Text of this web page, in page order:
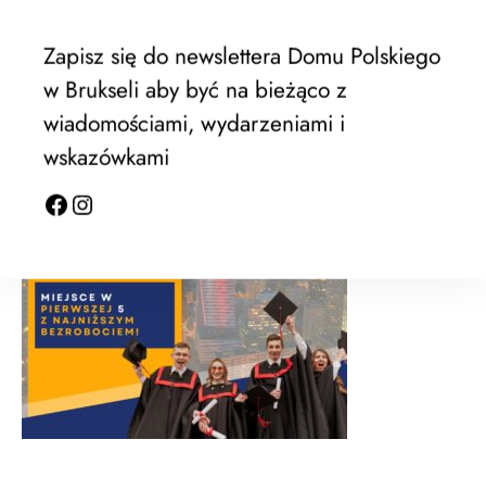
EWSPA rektrutacja trwa !
Zapisz się do newslettera Domu Polskiego
w Brukseli aby być na bieżąco z
wiadomościami, wydarzeniami i
wskazówkami